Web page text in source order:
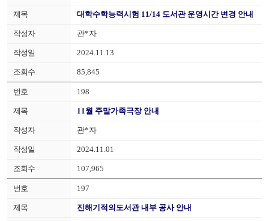
대학수학능력시험 11/14 도서관 운영시간 변경 안내
관*자
2024.11.13
85,845
198
11월 주말가족극장 안내
관*자
2024.11.01
107,965
197
진해기적의도서관 내부 공사 안내